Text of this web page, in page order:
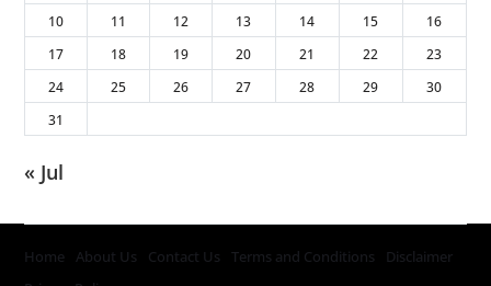
10
11 12 13 14 15
16
17
18 19 20 21 22
23
24
25 26 27 28 29
30
31
« Jul
Home About Us Contact Us Terms and Conditions
Disclaimer